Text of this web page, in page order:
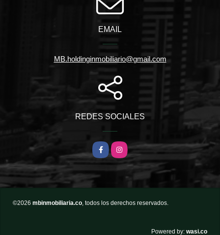
EMAIL
MB.holdinginmobiliario@gmail.com
REDES SOCIALES
FacebookInstagram
©2026 mbinmobiliaria.co , todos los derechos reservados.
Powered by: wasi.co